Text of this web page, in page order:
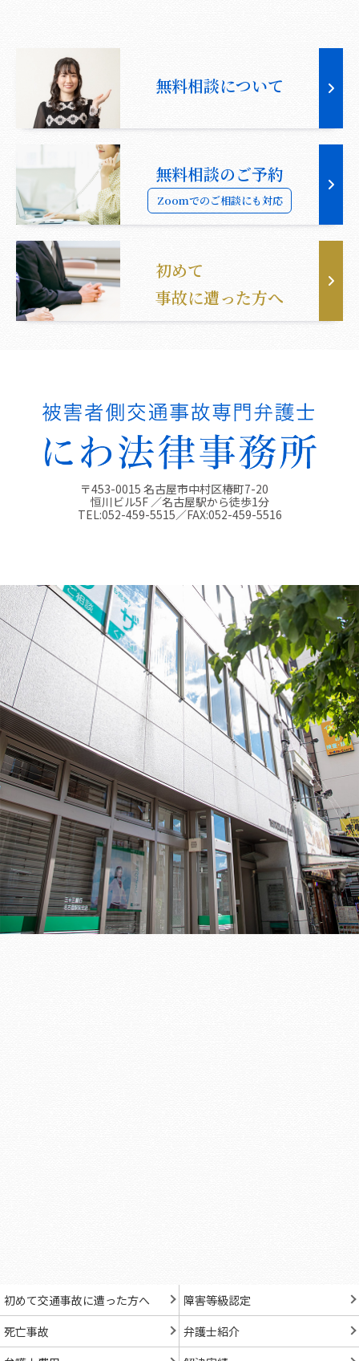
無料相談について
無料相談のご予約
Zoomでのご相談にも対応
初めて
事故に遭った方へ
〒453-0015 名古屋市中村区椿町7-20
恒川ビル5F ／名古屋駅から徒歩1分
TEL:052-459-5515／FAX:052-459-5516
初めて交通事故に遭った方へ
障害等級認定
死亡事故
弁護士紹介